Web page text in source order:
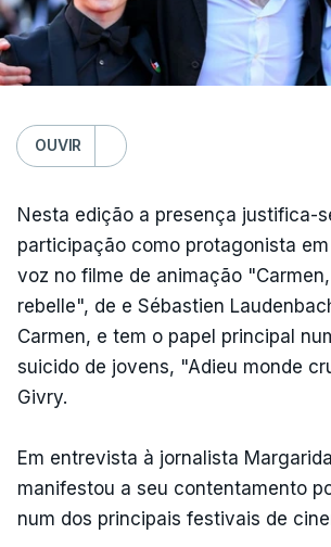
OUVIR
Nesta edição a presença justifica-
participação como protagonista
voz no filme de animação
rebelle", de e Sébastien
Carmen, e tem o papel principal
suicido de jovens, "Adieu monde
Givry.
Em entrevista à jornalista
manifestou a seu contentamento
num dos principais festivais de